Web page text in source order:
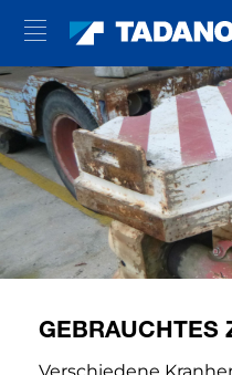
GEBRAUCHTES